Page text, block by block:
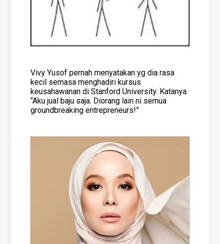
Vivy Yusof pernah menyatakan yg dia rasa
kecil semasa menghadiri kursus
keusahawanan di Stanford University. Katanya
“Aku jual baju saja. Diorang lain ni semua
groundbreaking entrepreneurs!”